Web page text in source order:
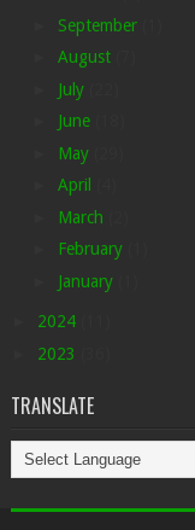
September
August
July
June
May
April
March
February
January
2024
2023
TRANSLATE